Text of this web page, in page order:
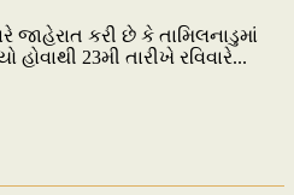
કરી છે કે તામિલનાડુમાં
હોવાથી 23મી તારીખે રવિવારે...